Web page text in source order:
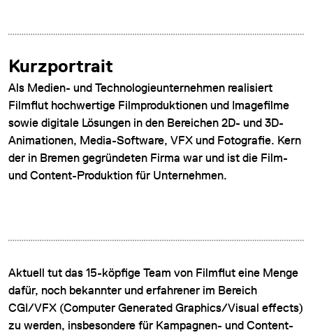
Kurzportrait
Als Medien- und Technologieunternehmen realisiert
Filmflut hochwertige Filmproduktionen und Imagefilme
sowie digitale Lösungen in den Bereichen 2D- und 3D-
Animationen, Media-Software, VFX und Fotografie. Kern
der in Bremen gegründeten Firma war und ist die Film-
und Content-Produktion für Unternehmen.
Aktuell tut das 15-köpfige Team von Filmflut eine Menge
dafür, noch bekannter und erfahrener im Bereich
CGI/VFX (Computer Generated Graphics/Visual effects)
zu werden, insbesondere für Kampagnen- und Content-